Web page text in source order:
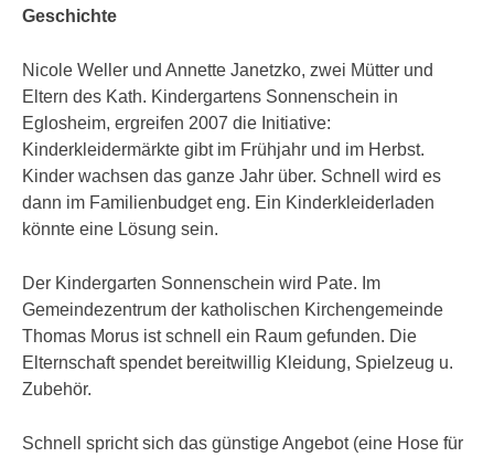
Geschichte
Nicole Weller und Annette Janetzko, zwei Mütter und
Eltern des Kath. Kindergartens Sonnenschein in
Eglosheim, ergreifen 2007 die Initiative:
Kinderkleidermärkte gibt im Frühjahr und im Herbst.
Kinder wachsen das ganze Jahr über. Schnell wird es
dann im Familienbudget eng. Ein Kinderkleiderladen
könnte eine Lösung sein.
Der Kindergarten Sonnenschein wird Pate. Im
Gemeindezentrum der katholischen Kirchengemeinde
Thomas Morus ist schnell ein Raum gefunden. Die
Elternschaft spendet bereitwillig Kleidung, Spielzeug u.
Zubehör.
Schnell spricht sich das günstige Angebot (eine Hose für